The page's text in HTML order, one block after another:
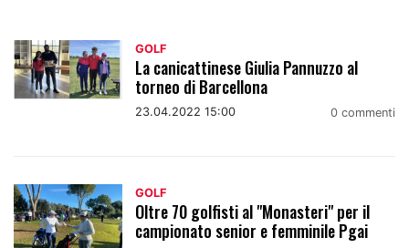
GOLF
La canicattinese Giulia Pannuzzo al
torneo di Barcellona
23.04.2022 15:00 0 commenti
GOLF
Oltre 70 golfisti al "Monasteri" per il
campionato senior e femminile Pgai